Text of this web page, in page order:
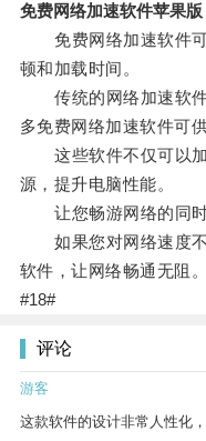
免费网络加速软件苹果版
免费网络加速软件可
顿和加载时间。
传统的网络加速软件
多免费网络加速软件可
这些软件不仅可以加
源，提升电脑性能。
让您畅游网络的同时
如果您对网络速度不
软件，让网络畅通无阻。
#18#
评论
游客
这款软件的设计非常人性化